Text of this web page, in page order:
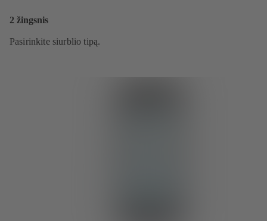
2 žingsnis
Pasirinkite siurblio tipą.